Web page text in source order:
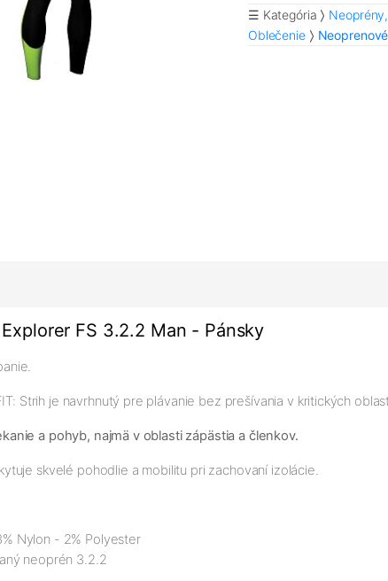
☰ Kategória
Oblečenie
FS 3.2.2 Man - Pánsky
Strih je navrhnutý pre plávanie bez prešívania v kritických
a pohyb, najmä v oblasti zápästia a členkov.
skvelé pohodlie a mobilitu pri zachovaní izolácie.
Nylon - 2% Polyester
neoprén 3.2.2